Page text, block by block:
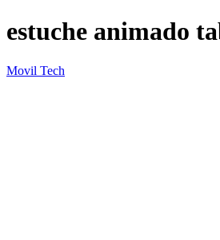
estuche animado
Movil Tech